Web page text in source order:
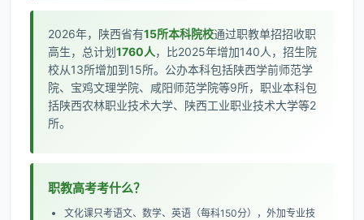
2026年，陕西省有15所本科院校通过职教单招招收职
高生，总计划1760人，比2025年增加140人，招生院
校从13所增加到15所。公办本科包括陕西学前师范学
院、宝鸡文理学院、咸阳师范学院等9所，职业本科包
括陕西农林职业技术大学、陕西工业职业技术大学等2
所。
职教高考考什么？
文化课只考语文、数学、英语（每科150分），外加专业技